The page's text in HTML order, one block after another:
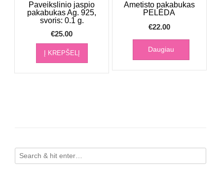
Paveikslinio jaspio
pakabukas Ag. 925,
svoris: 0.1 g.
€25.00
Į KREPŠELĮ
Ametisto pakabukas
PELĖDA
€22.00
Daugiau